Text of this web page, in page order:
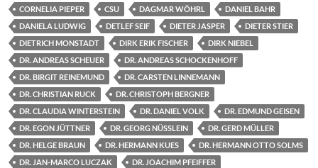
CORNELIA PIEPER
CSU DAGMAR WÖHRL
DANIEL BAHR
DANIELA LUDWIG
DETLEF SEIF DIETER JASPER
DIETER STIER
DIETRICH MONSTADT
DIRK ERIK FISCHER
DIRK NIEBEL
DR. ANDREAS SCHEUER
DR. ANDREAS SCHOCKENHOFF
DR. BIRGIT REINEMUND
DR. CARSTEN LINNEMANN
DR. CHRISTIAN RUCK
DR. CHRISTOPH BERGNER
DR. CLAUDIA WINTERSTEIN
DR. DANIEL VOLK
DR. EDMUND GEISEN
DR. EGON JÜTTNER
DR. GEORG NÜSSLEIN
DR. GERD MÜLLER
DR. HELGE BRAUN
DR. HERMANN KUES
DR. HERMANN OTTO SOLMS
DR. JAN-MARCO LUCZAK
DR. JOACHIM PFEIFFER